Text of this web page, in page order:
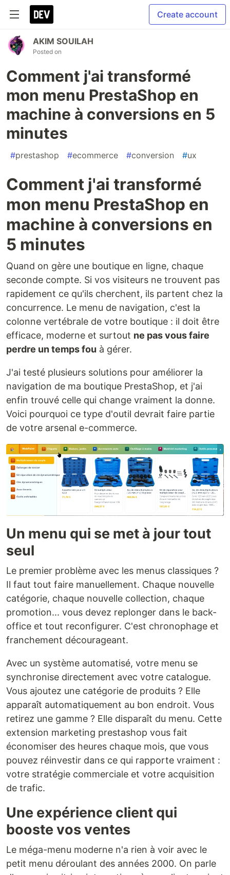
Create account
AKIM SOUILAH
Posted on
Comment j'ai transformé
mon menu PrestaShop en
machine à conversions en 5
minutes
#prestashop #ecommerce #conversion #ux
Comment j'ai transformé
mon menu PrestaShop en
machine à conversions en
5 minutes
Quand on gère une boutique en ligne, chaque
seconde compte. Si vos visiteurs ne trouvent pas
rapidement ce qu'ils cherchent, ils partent chez la
concurrence. Le menu de navigation, c'est la
colonne vertébrale de votre boutique : il doit être
efficace, moderne et surtout ne pas vous faire
perdre un temps fou à gérer.
J'ai testé plusieurs solutions pour améliorer la
navigation de ma boutique PrestaShop, et j'ai
enfin trouvé celle qui change vraiment la donne.
Voici pourquoi ce type d'outil devrait faire partie
de votre arsenal e-commerce.
Un menu qui se met à jour tout
seul
Le premier problème avec les menus classiques ?
Il faut tout faire manuellement. Chaque nouvelle
catégorie, chaque nouvelle collection, chaque
promotion... vous devez replonger dans le back-
office et tout reconfigurer. C'est chronophage et
franchement décourageant.
Avec un système automatisé, votre menu se
synchronise directement avec votre catalogue.
Vous ajoutez une catégorie de produits ? Elle
apparaît automatiquement au bon endroit. Vous
retirez une gamme ? Elle disparaît du menu. Cette
extension marketing prestashop vous fait
économiser des heures chaque mois, que vous
pouvez réinvestir dans ce qui rapporte vraiment :
votre stratégie commerciale et votre acquisition
de trafic.
Une expérience client qui
booste vos ventes
Le méga-menu moderne n'a rien à voir avec le
petit menu déroulant des années 2000. On parle